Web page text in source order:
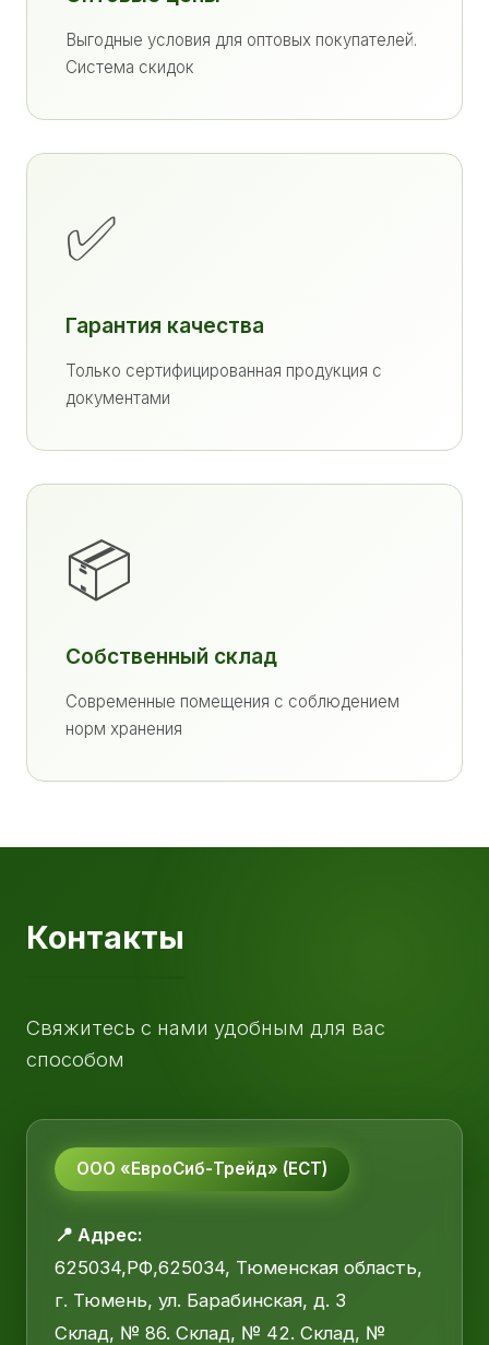
Выгодные условия для оптовых покупателей.
Система скидок
✅
Гарантия качества
Только сертифицированная продукция с
документами
📦
Собственный склад
Современные помещения с соблюдением
норм хранения
Контакты
Свяжитесь с нами удобным для вас
способом
ООО «ЕвроСиб-Трейд» (ЕСТ)
📍 Адрес:
625034,РФ,625034, Тюменская область,
г. Тюмень, ул. Барабинская, д. 3
Склад, № 86. Склад, № 42. Склад, №